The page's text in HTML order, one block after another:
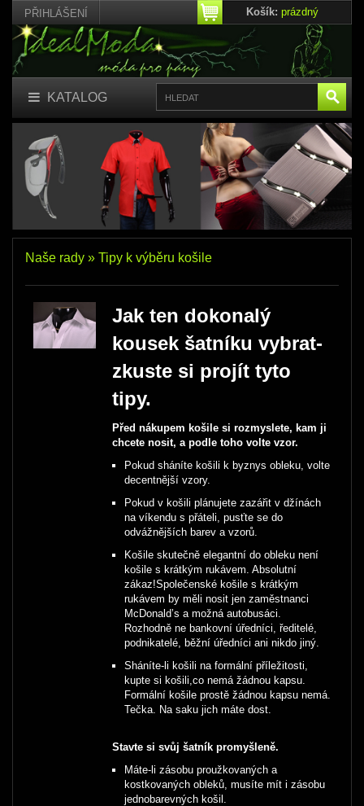
PŘIHLÁŠENÍ Košík: prázdný
KATALOG
Naše rady » Tipy k výběru košile
Jak ten dokonalý
kousek šatníku vybrat-
zkuste si projít tyto
tipy.
Před nákupem košile si rozmyslete, kam ji
chcete nosit, a podle toho volte vzor.
Pokud sháníte košili k byznys obleku, volte
decentnější vzory.
Pokud v košili plánujete zazářit v džínách
na víkendu s přáteli, pusťte se do
odvážnějších barev a vzorů.
Košile skutečně elegantní do obleku není
košile s krátkým rukávem. Absolutní
zákaz!Společenské košile s krátkým
rukávem by měli nosit jen zaměstnanci
McDonald’s a možná autobusáci.
Rozhodně ne bankovní úředníci, ředitelé,
podnikatelé, běžní úředníci ani nikdo jiný.
Sháníte-li košili na formální příležitosti,
kupte si košili,co nemá žádnou kapsu.
Formální košile prostě žádnou kapsu nemá.
Tečka. Na saku jich máte dost.
Stavte si svůj šatník promyšleně.
Máte-li zásobu proužkovaných a
kostkovaných obleků, musíte mít i zásobu
jednobarevných košil.